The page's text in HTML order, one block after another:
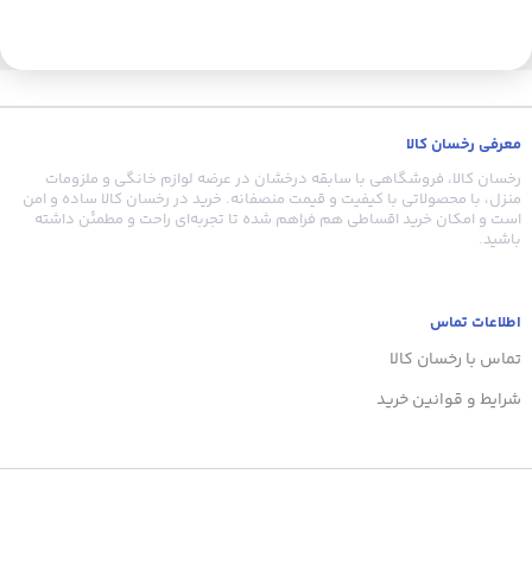
معرفی رخسان کالا
رخسان کالا، فروشگاهی با سابقه درخشان در عرضه لوازم خانگی و ملزومات
منزل، با محصولاتی با کیفیت و قیمت منصفانه. خرید در رخسان کالا ساده و امن
است و امکان خرید اقساطی هم فراهم شده تا تجربه‌ای راحت و مطمئن داشته
باشید.
اطلاعات تماس
تماس با رخسان کالا
شرایط و قوانین خرید